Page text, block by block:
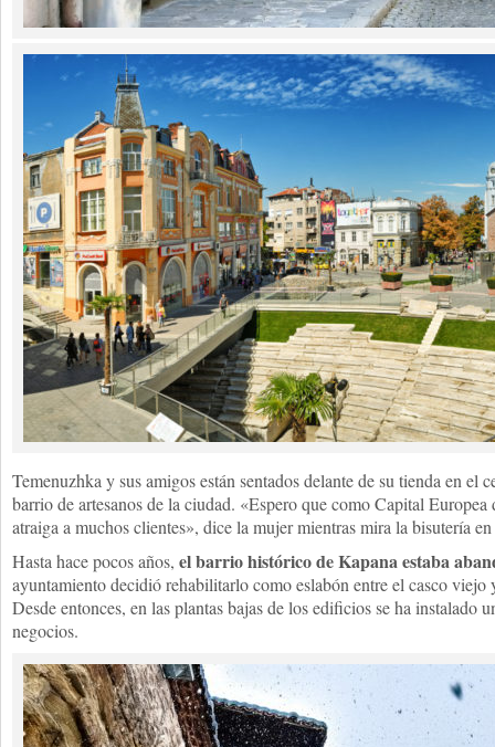
Temenuzhka y sus amigos están sentados delante de su tienda en el
barrio de artesanos de la ciudad. «Espero que como Capital
atraiga a muchos clientes», dice la mujer mientras mira la bisutería
Hasta hace pocos años, el barrio histórico de Kapana estaba
ayuntamiento decidió rehabilitarlo como eslabón entre el casco
Desde entonces, en las plantas bajas de los edificios se ha instalado
negocios.